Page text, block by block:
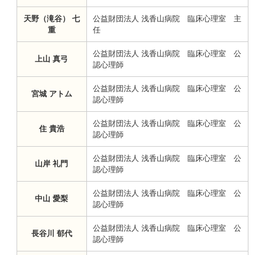
天野（滝谷） 七
重
公益財団法人 浅香山病院 臨床心理室 主
任
上山 真弓
公益財団法人 浅香山病院 臨床心理室 公
認心理師
宮城 アトム
公益財団法人 浅香山病院 臨床心理室 公
認心理師
住 貴浩
公益財団法人 浅香山病院 臨床心理室 公
認心理師
山岸 礼門
公益財団法人 浅香山病院 臨床心理室 公
認心理師
中山 愛梨
公益財団法人 浅香山病院 臨床心理室 公
認心理師
長谷川 郁代
公益財団法人 浅香山病院 臨床心理室 公
認心理師